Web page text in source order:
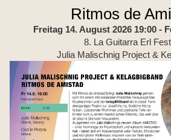
Ritmos de
Freitag 14. August 2026 19:00 -
8. La Guitarra Erl
Julia Malischnig Project &